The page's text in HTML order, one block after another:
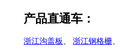
产品直通车：
浙江沟盖板 浙江钢格栅